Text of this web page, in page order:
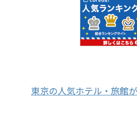
東京の人気ホテル・旅館